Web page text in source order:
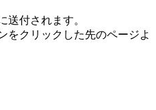
送付されます。
をクリックした先のページよ